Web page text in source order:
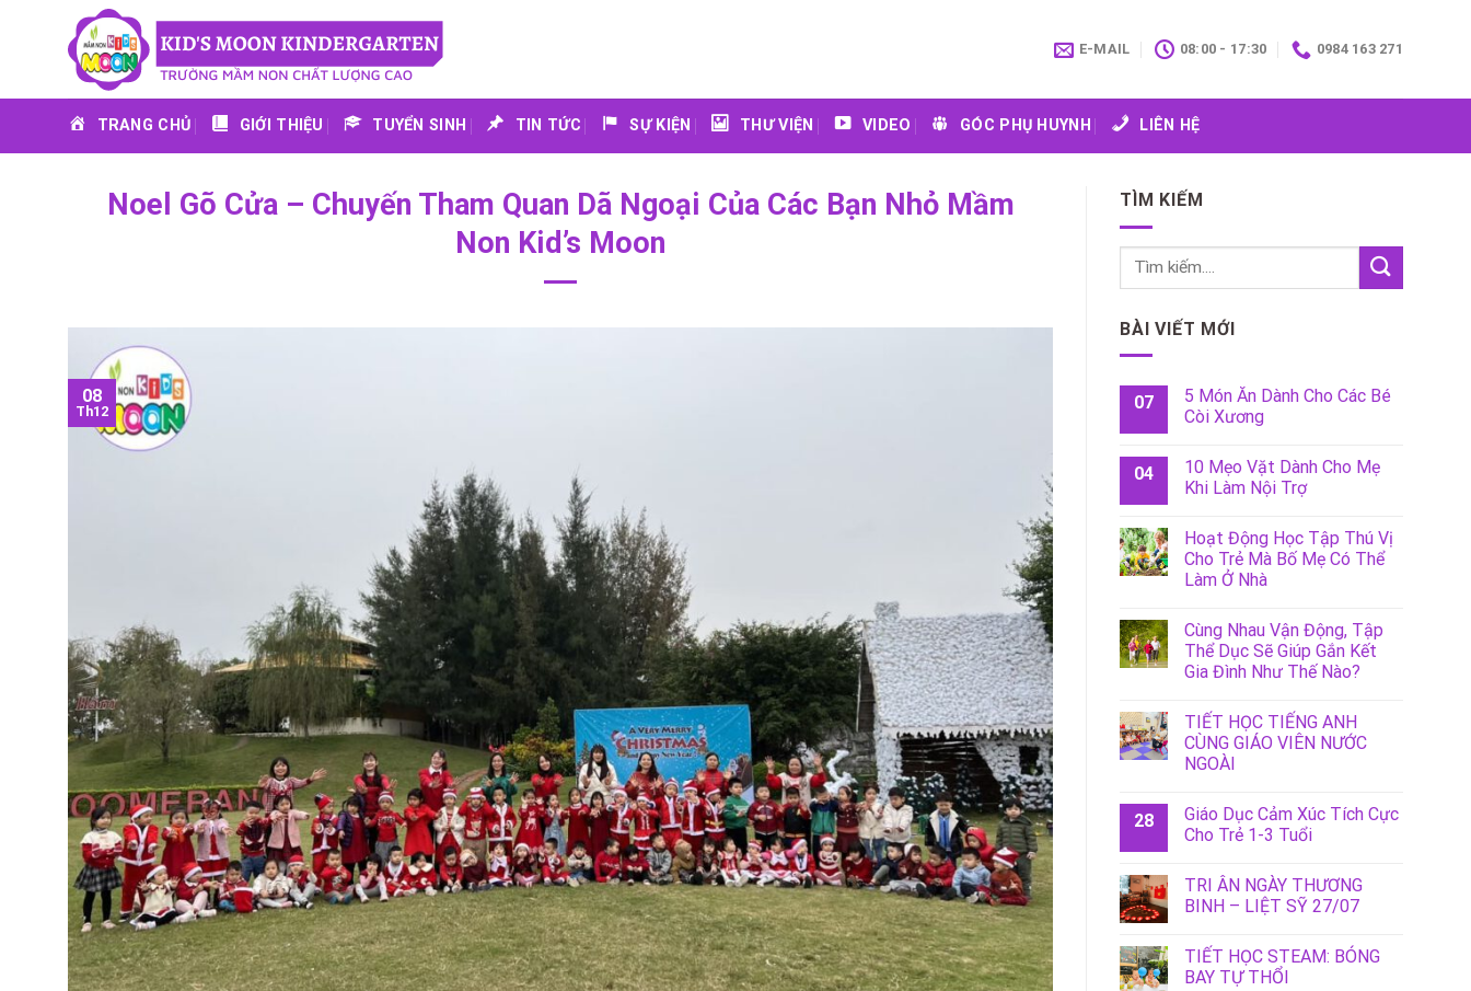
E-MAIL 08:00 - 17:30 0984 163 271
TRANG CHỦ GIỚI THIỆU TUYỂN SINH TIN TỨC SỰ KIỆN THƯ VIỆN VIDEO GÓC PHỤ HUYNH LIÊN HỆ
Noel Gõ Cửa – Chuyến Tham Quan Dã Ngoại Của Các Bạn Nhỏ Mầm
Non Kid’s Moon
08
Th12
TÌM KIẾM
BÀI VIẾT MỚI
07
5 Món Ăn Dành Cho Các Bé
Còi Xương
04
10 Mẹo Vặt Dành Cho Mẹ
Khi Làm Nội Trợ
Hoạt Động Học Tập Thú Vị
Cho Trẻ Mà Bố Mẹ Có Thể
Làm Ở Nhà
Cùng Nhau Vận Động, Tập
Thể Dục Sẽ Giúp Gắn Kết
Gia Đình Như Thế Nào?
TIẾT HỌC TIẾNG ANH
CÙNG GIÁO VIÊN NƯỚC
NGOÀI
28
Giáo Dục Cảm Xúc Tích Cực
Cho Trẻ 1-3 Tuổi
TRI ÂN NGÀY THƯƠNG
BINH – LIỆT SỸ 27/07
TIẾT HỌC STEAM: BÓNG
BAY TỰ THỔI